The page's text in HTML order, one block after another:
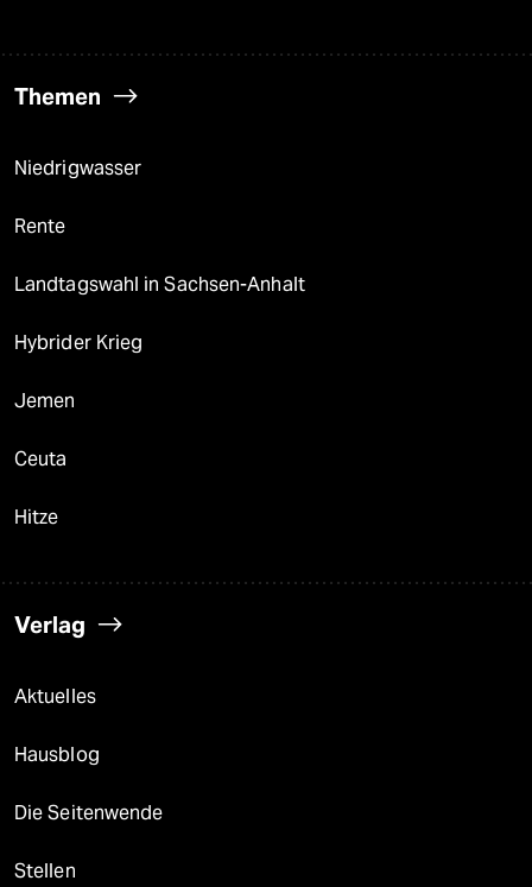
Themen
Niedrigwasser
Rente
Landtagswahl in Sachsen-Anhalt
Hybrider Krieg
Jemen
Ceuta
Hitze
Verlag
Aktuelles
Hausblog
Die Seitenwende
Stellen